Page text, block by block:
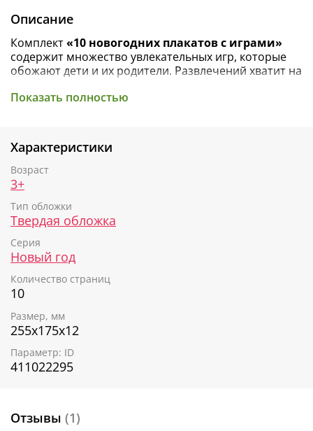
Описание
Комплект«10 новогодних плакатов с играми»
содержит множество увлекательных игр, которые
обожают дети и их родители. Развлечений хватит на
собрать команду — двух и более человек — и
нанесено на плакаты размером 50х70 сантиметров.
Собираетесь в гости? Просто уложите все в
компактную папку и отправляйтесь в дорогу
радовать знакомых малышей!
В комплект входят:
Игра «Найди и покажи в парке»
Игра-стратегия «Большое путешествие»
Игра-стратегия «Праздничный стол» («лудо»,
Игра «Найди игрушку»
Игра-стратегия «Зимний лабиринт»
Игра-бродилка «Лесные приключения»
Зимняя азбука
Новогодняя мега раскраска
развить творческое и логическое мышление,
Показать полностью
Характеристики
Возраст
3+
Тип обложки
Твердая обложка
Серия
Новый год
Количество страниц
10
Размер, мм
255х175х12
Параметр: ID
411022295
Отзывы (1)